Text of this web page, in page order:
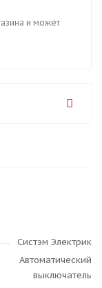
и может
Систэм Электрик
Автоматический
выключатель